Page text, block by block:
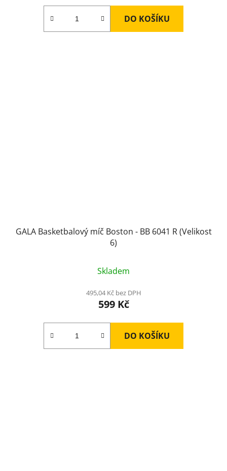
DO KOŠÍKU
GALA Basketbalový míč Boston - BB 6041 R (Velikost
6)
hodnocení
produktu
je
Skladem
495,04 Kč bez DPH
599 Kč
DO KOŠÍKU